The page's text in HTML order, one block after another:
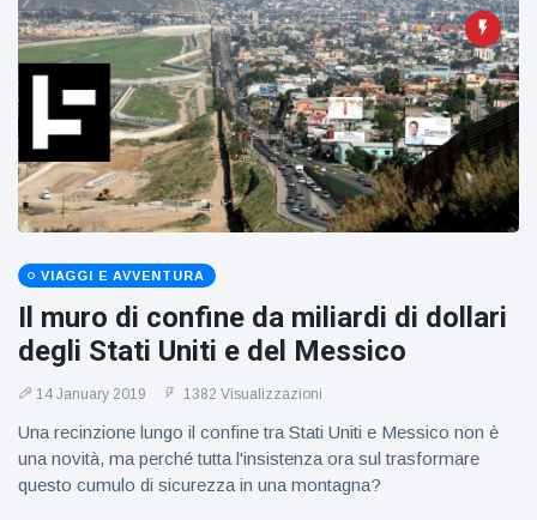
essere
creativa
Anne
Hathaway
definisce
Tom
Holland 'il
figlio dei
sogni’
14 July
30
Visualizzazioni
VIAGGI E AVVENTURA
Il muro di confine da miliardi di dollari
degli Stati Uniti e del Messico
14 January 2019 1382 Visualizzazioni
Una recinzione lungo il confine tra Stati Uniti e Messico non è
una novità, ma perché tutta l'insistenza ora sul trasformare
questo cumulo di sicurezza in una montagna?